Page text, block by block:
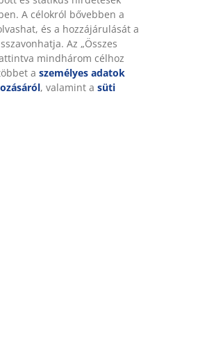
A célokról bővebben a
és a hozzájárulását a
Az „Összes
mindhárom célhoz
a személyes adatok
, valamint a süti